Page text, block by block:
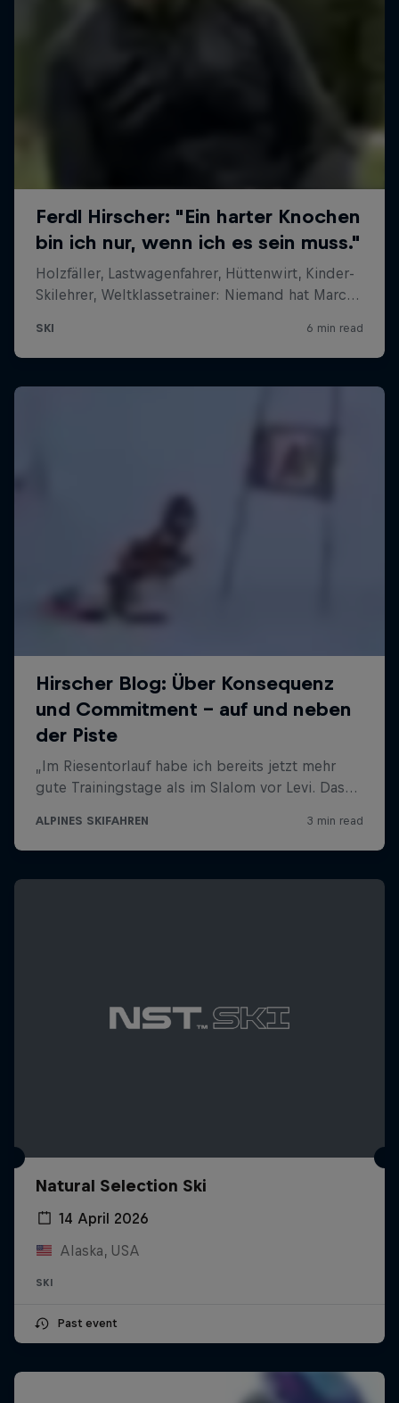
Natural Selection Ski
14 April 2026
Alaska, USA
SKI
Past event